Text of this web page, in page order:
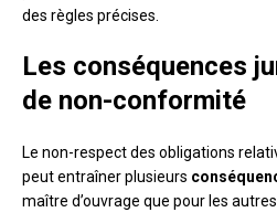
des règles précises.
Les conséquences
de non-conformité
Le non-respect des obligations
peut entraîner plusieurs
maître d’ouvrage que pour les